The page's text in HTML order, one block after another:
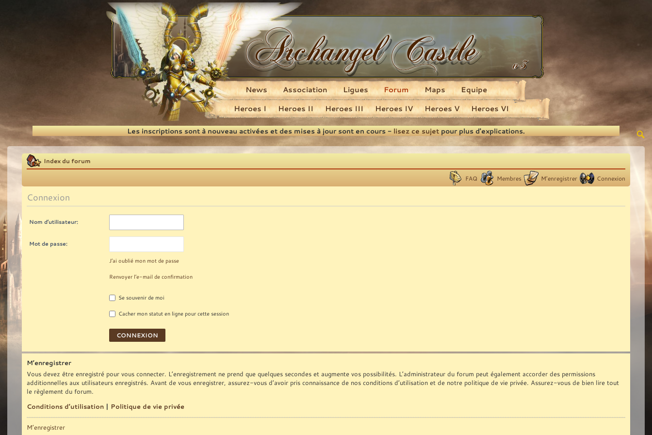
Recherche
Heroes I Heroes II Heroes III Heroes IV Heroes V Heroes VI
News Association Ligues Forum Maps Equipe
Les inscriptions sont à nouveau activées et des mises à jour sont en cours -lisez ce sujetpour plus d'explications.
Index du forum
FAQ Membres M’enregistrer Connexion
Connexion
Nom d’utilisateur:
Mot de passe:
J’ai oublié mon mot de passe
Renvoyer l’e-mail de confirmation
Se souvenir de moi
Cacher mon statut en ligne pour cette session
M’enregistrer
Vous devez être enregistré pour vous connecter. L’enregistrement ne prend que quelques secondes et augmente vos possibilités. L’administrateur du forum peut également accorder des permissions
additionnelles aux utilisateurs enregistrés. Avant de vous enregistrer, assurez-vous d’avoir pris connaissance de nos conditions d’utilisation et de notre politique de vie privée. Assurez-vous de bien lire tout
le règlement du forum.
Conditions d’utilisation | Politique de vie privée
M’enregistrer